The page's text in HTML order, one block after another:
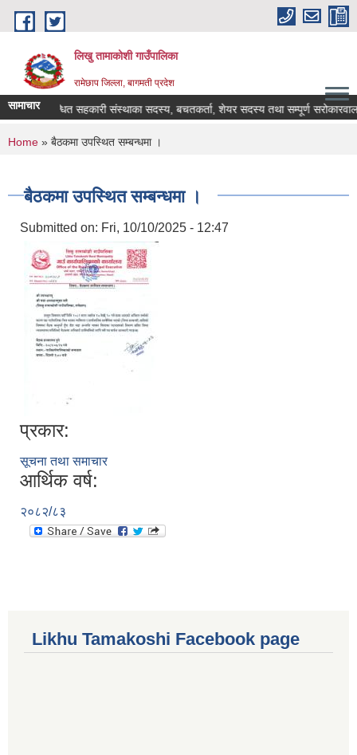
Skip to main content
लिखु तामाकोशी गाउँपालिका
रामेछाप जिल्ला, बागमती प्रदेश
सामाचार
(सम्बन्धित सहकारी संस्थाका सदस्य, बचतकर्ता, शेयर सदस्य तथा सम्पूर्ण
You are here
Home » बैठकमा उपस्थित सम्बन्धमा ।
बैठकमा उपस्थित सम्बन्धमा ।
Submitted on: Fri, 10/10/2025 - 12:47
प्रकार:
सूचना तथा समाचार
आर्थिक वर्ष:
२०८२/८३
Likhu Tamakoshi Facebook page